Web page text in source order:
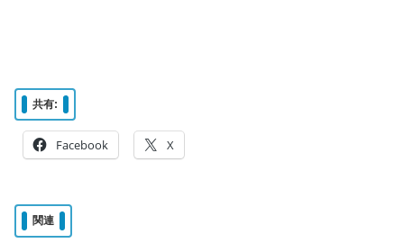
共有:
Facebook X
関連